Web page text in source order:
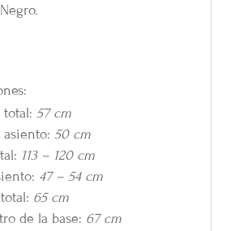
57 cm
50 cm
113 – 120 cm
47 – 54 cm
65 cm
de la base: 67 cm